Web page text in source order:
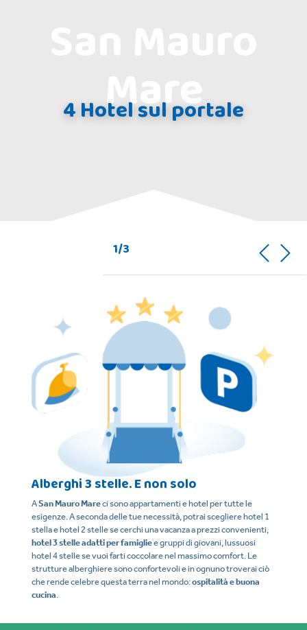
Mare
4 Hotel sul portale
1/3
Alberghi 3 stelle. E non solo
ASan Mauro Mareci sono appartamenti e hotel per tutte le
esigenze. A seconda delle tue necessità, potrai scegliere hotel 1
stella e hotel 2 stelle se cerchi una vacanza a prezzi convenienti,
hotel 3 stelle adatti per famigliee gruppi di giovani, lussuosi
hotel 4 stelle se vuoi farti coccolare nel massimo comfort. Le
strutture alberghiere sono confortevoli e in ognuno troverai ciò
che rende celebre questa terra nel mondo:ospitalità e buona
cucina.